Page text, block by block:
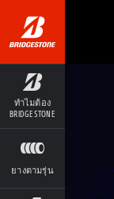
ทำไมต้อง
BRIDGESTONE
ยางตามรุ่น